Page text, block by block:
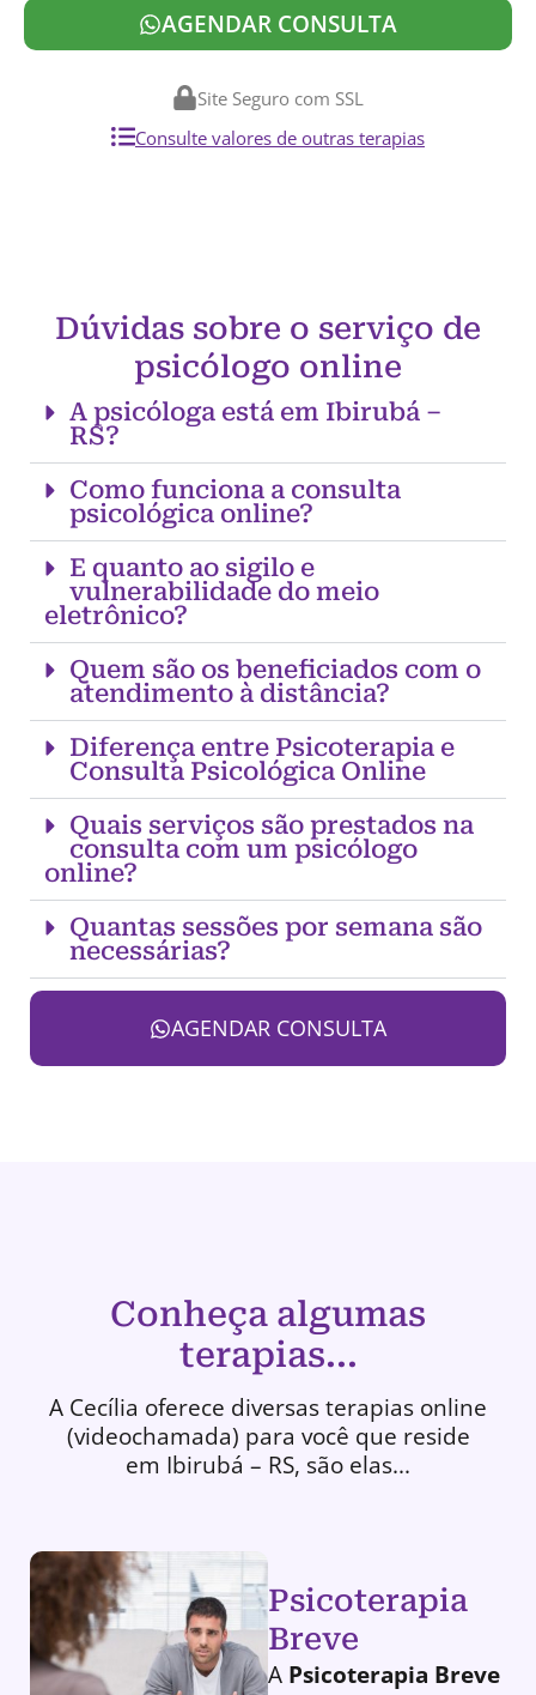
AGENDAR CONSULTA
Site Seguro com SSL
Consulte valores de outras terapias
Dúvidas sobre o serviço de
psicólogo online
A psicóloga está em Ibirubá –
RS?
Como funciona a consulta
psicológica online?
E quanto ao sigilo e
vulnerabilidade do meio
eletrônico?
Quem são os beneficiados com o
atendimento à distância?
Diferença entre Psicoterapia e
Consulta Psicológica Online
Quais serviços são prestados na
consulta com um psicólogo
online?
Quantas sessões por semana são
necessárias?
AGENDAR CONSULTA
Conheça algumas
terapias...
A Cecília oferece diversas terapias online
(videochamada) para você que reside
em Ibirubá – RS, são elas...
Psicoterapia
Breve
A Psicoterapia Breve